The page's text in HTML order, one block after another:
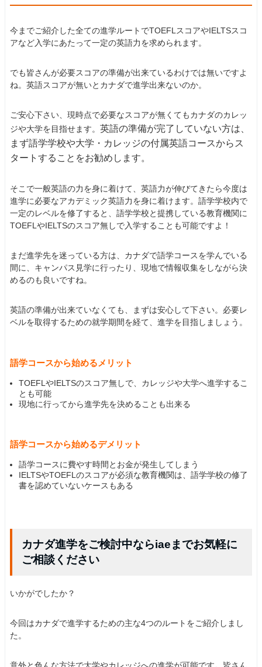
今までご紹介した全ての進学ルートでTOEFLスコアやIELTSスコ
アなど入学にあたって一定の英語力を求められます。
でも皆さんが必要スコアの準備が出来ているわけでは無いですよ
ね。英語スコアが無いとカナダで進学出来ないのか。
ご安心下さい、現時点で必要なスコアが無くてもカナダのカレッ
ジや大学を目指せます。 英語の準備が完了していない方は、
まず語学学校や大学・カレッジの付属英語コースからス
タートすることをお勧めします。
そこで一般英語の力を身に着けて、英語力が伸びてきたら今度は
進学に必要なアカデミック英語力を身に着けます。語学学校内で
一定のレベルを修了すると、語学学校と提携している教育機関に
TOEFLやIELTSのスコア無しで入学することも可能ですよ！
まだ進学先を迷っている方は、カナダで語学コースを学んでいる
間に、キャンパス見学に行ったり、現地で情報収集をしながら決
めるのも良いですね。
英語の準備が出来ていなくても、まずは安心して下さい。必要レ
ベルを取得するための就学期間を経て、進学を目指しましょう。
語学コースから始めるメリット
TOEFLやIELTSのスコア無しで、カレッジや大学へ進学するこ
とも可能
現地に行ってから進学先を決めることも出来る
語学コースから始めるデメリット
語学コースに費やす時間とお金が発生してしまう
IELTSやTOEFLのスコアが必須な教育機関は、語学学校の修了
書を認めていないケースもある
カナダ進学をご検討中ならiaeまでお気軽に
ご相談ください
いかがでしたか？
今回はカナダで進学するための主な4つのルートをご紹介しまし
た。